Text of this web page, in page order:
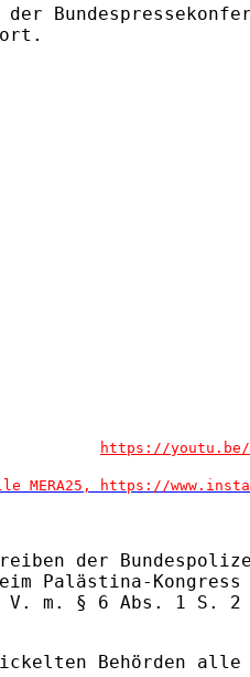
https://youtu.be/
MERA25, https://
der
Palästina-
V. m. § 6 Abs. 1 S.
Behörden